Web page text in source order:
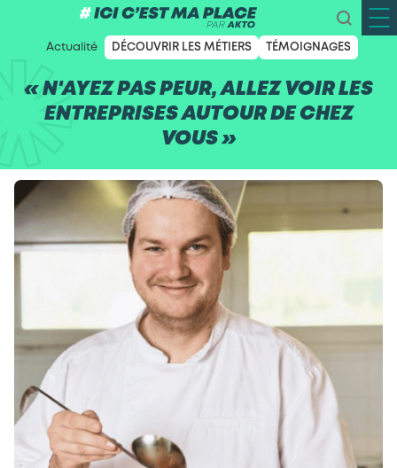
Actualité DÉCOUVRIR LES MÉTIERS TÉMOIGNAGES
« N'AYEZ PAS PEUR, ALLEZ VOIR LES
ENTREPRISES AUTOUR DE CHEZ
VOUS »